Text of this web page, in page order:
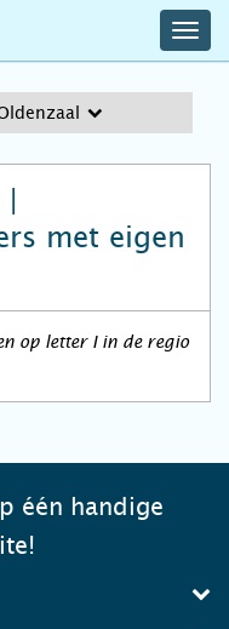
met eigen
op letter I in de regio
één handige